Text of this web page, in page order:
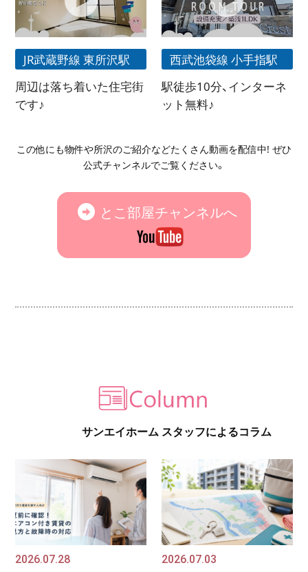
JR武蔵野線 東所沢駅
周辺は落ち着いた住宅街
です♪
西武池袋線 小手指駅
駅徒歩10分、インターネ
ット無料♪
この他にも物件や所沢のご紹介などたくさん動画を配信中! ぜひ
公式チャンネルでご覧ください。
とこ部屋チャンネルへ
サンエイホーム スタッフによるコラム
2026.07.28 2026.07.03